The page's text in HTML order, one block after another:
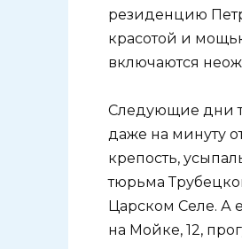
резиденцию
красотой и
включаются
Следующие дни
даже на минуту
крепость,
тюрьма
Царском Селе. А
на Мойке, 12,